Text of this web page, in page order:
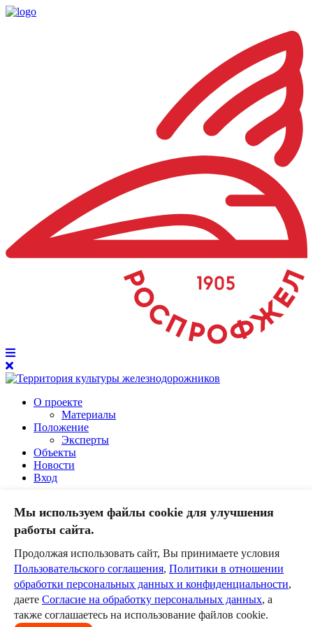
О проекте
Материалы
Положение
Эксперты
Объекты
Новости
Вход
Основные сведения
Руководство
Достижения
Фотоматериалы
Видеоматериалы
Публикации в СМИ
Творческие формирования
Афиша
Контакты
Мы используем файлы cookie для улучшения
работы сайта.
Продолжая использовать сайт, Вы принимаете условия
Пользовательского соглашения, Политики в отношении
обработки персональных данных и конфиденциальности,
даете Согласие на обработку персональных данных, а
также соглашаетесь на использование файлов cookie.